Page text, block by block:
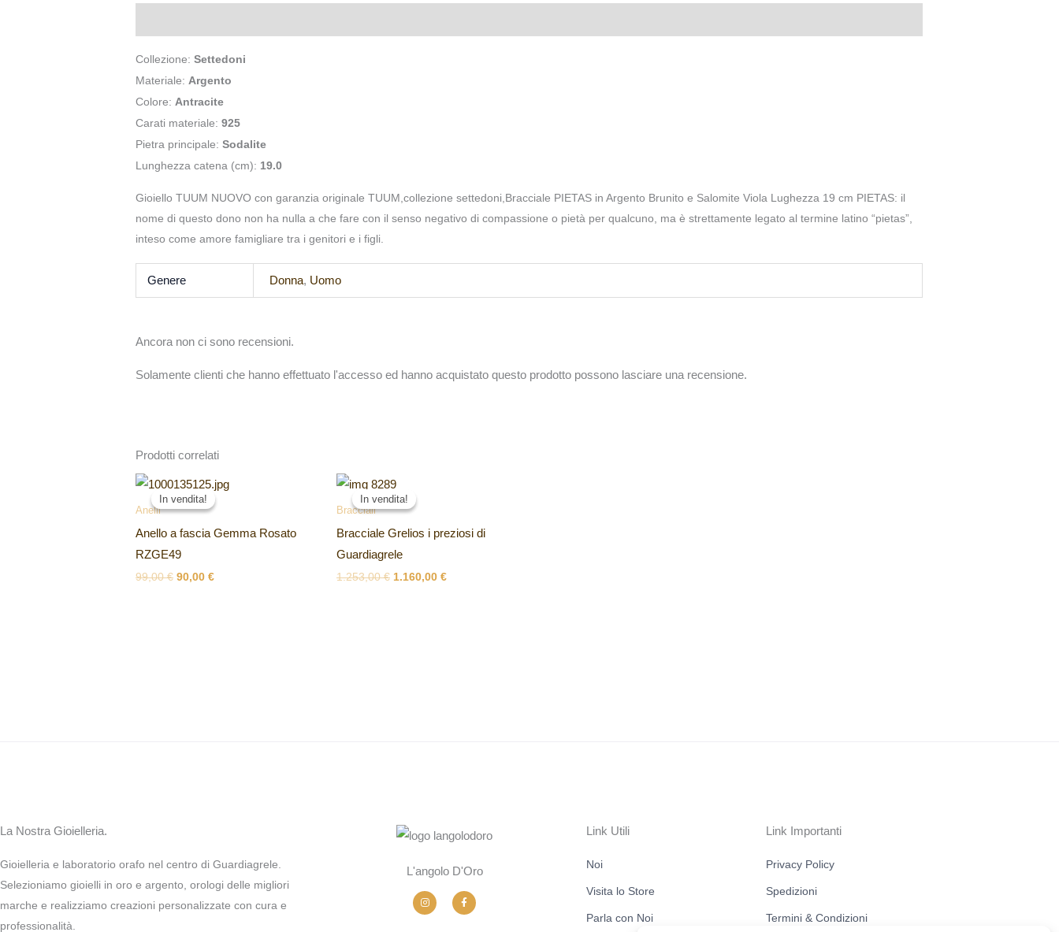
Collezione: Settedoni
Materiale: Argento
Colore: Antracite
Carati materiale: 925
Pietra principale: Sodalite
Lunghezza catena (cm): 19.0
Gioiello TUUM NUOVO con garanzia originale TUUM,collezione settedoni,Bracciale PIETAS in Argento Brunito e Salomite Viola Lughezza 19 cm PIETAS: il
nome di questo dono non ha nulla a che fare con il senso negativo di compassione o pietà per qualcuno, ma è strettamente legato al termine latino “pietas”,
inteso come amore famigliare tra i genitori e i figli.
Genere Donna, Uomo
Ancora non ci sono recensioni.
Solamente clienti che hanno effettuato l'accesso ed hanno acquistato questo prodotto possono lasciare una recensione.
Prodotti correlati
In vendita!
In vendita!
Anelli
Anello a fascia Gemma Rosato
RZGE49
99,00€
Il
prezzo
originale
99,00 €.
90,00€
Il
prezzo
attuale
90,00 €.
In vendita!
In vendita!
Bracciali
Bracciale Grelios i preziosi di
Guardiagrele
1.253,00€
Il
prezzo
originale
1.253,00 €.
1.160,00€
1.160,00 €.
La Nostra Gioielleria.
Gioielleria e laboratorio orafo nel centro di Guardiagrele.
Selezioniamo gioielli in oro e argento, orologi delle migliori
marche e realizziamo creazioni personalizzate con cura e
professionalità.
L'angolo D'Oro
I
n
s
F
a
c
Link Utili
Noi
Visita lo Store
Parla con Noi
Link Importanti
Privacy Policy
Spedizioni
Termini & Condizioni